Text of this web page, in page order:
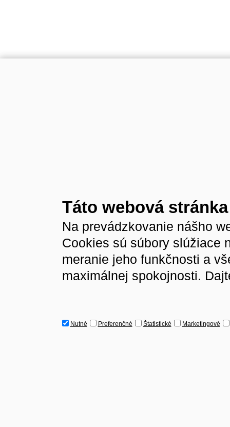
Táto webová
Na prevádzkovanie nášho
Cookies sú súbory slúžiace
meranie jeho funkčnosti a
maximálnej spokojnosti.
Nutné Preferenčné Štatistické Marketingové